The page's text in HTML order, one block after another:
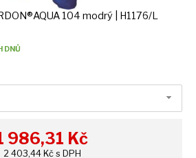
104 modrý | H1176/L
DNŮ
986,31 Kč
2 403,44 Kč s DPH